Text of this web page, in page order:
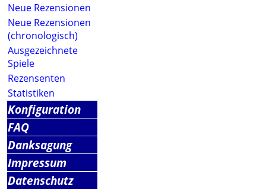
Neue Rezensionen
Neue Rezensionen
(chronologisch)
Ausgezeichnete
Spiele
Rezensenten
Statistiken
Konfiguration
FAQ
Danksagung
Impressum
Datenschutz